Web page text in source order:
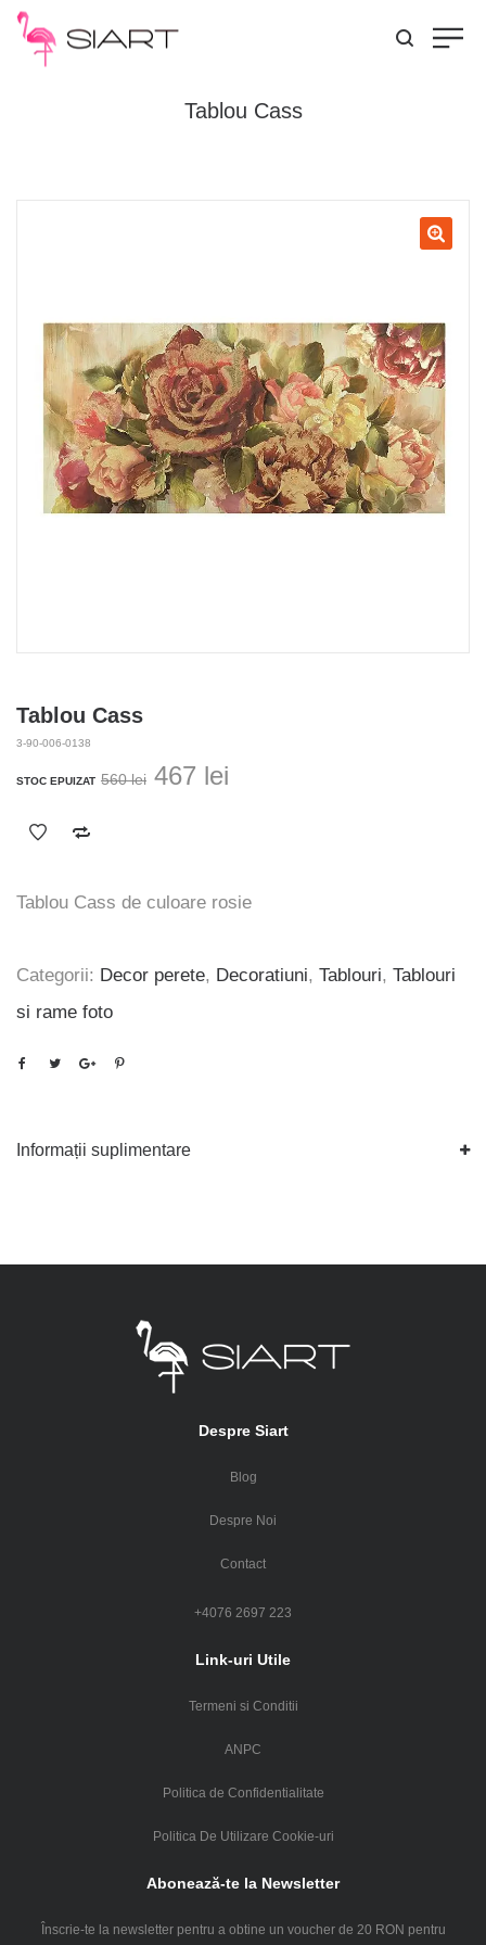
Tablou Cass
Tablou Cass
3-90-006-0138
STOC EPUIZAT 560lei Prețul
467 lei
Tablou Cass de culoare rosie
Categorii: Decor perete, Decoratiuni, Tablouri, Tablouri
si rame foto
Informații suplimentare
Despre Siart
Blog
Despre Noi
Contact
+4076 2697 223
Link-uri Utile
Termeni si Conditii
ANPC
Politica de Confidentialitate
Politica De Utilizare Cookie-uri
Abonează-te la Newsletter
Înscrie-te la newsletter pentru a obtine un voucher de 20 RON pentru